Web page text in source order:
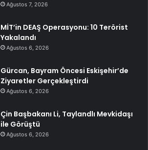
Ağustos 7, 2026
MİT’in DEAŞ Operasyonu: 10 Terörist
Yakalandı
Ağustos 6, 2026
Gürcan, Bayram Öncesi Eskişehir’de
Ziyaretler Gerçekleştirdi
Ağustos 6, 2026
Çin Başbakanı Li, Taylandlı Mevkidaşı
ile Görüştü
Ağustos 6, 2026